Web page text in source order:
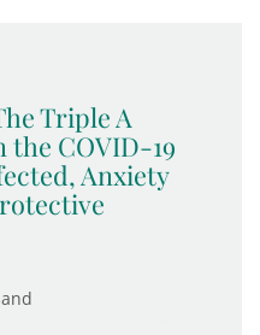
Triple A
the COVID-19
Anxiety